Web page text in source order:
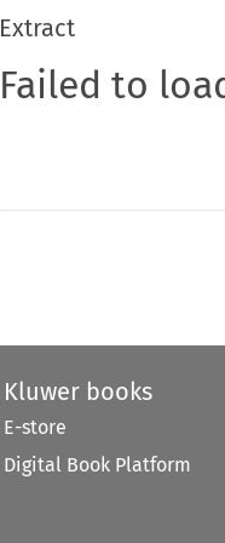
Extract
Failed to
Kluwer books
E-store
Digital Book Platform